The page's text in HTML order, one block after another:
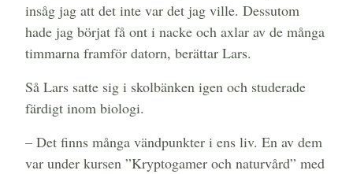
insåg jag att det inte var det jag ville. Dessutom
hade jag börjat få ont i nacke och axlar av de många
timmarna framför datorn, berättar Lars.
Så Lars satte sig i skolbänken igen och studerade
färdigt inom biologi.
– Det finns många vändpunkter i ens liv. En av dem
var under kursen ”Kryptogamer och naturvård” med